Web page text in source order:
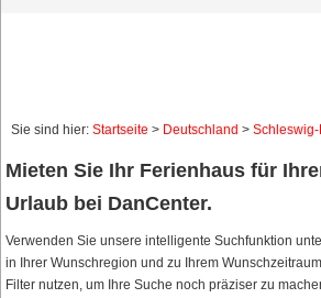
Sie sind hier: Startseite > Deutschland >
Mieten Sie Ihr Ferienhaus für
Urlaub bei DanCenter.
Verwenden Sie unsere intelligente Suchfunktion
in Ihrer Wunschregion und zu Ihrem
Filter nutzen, um Ihre Suche noch präziser zu